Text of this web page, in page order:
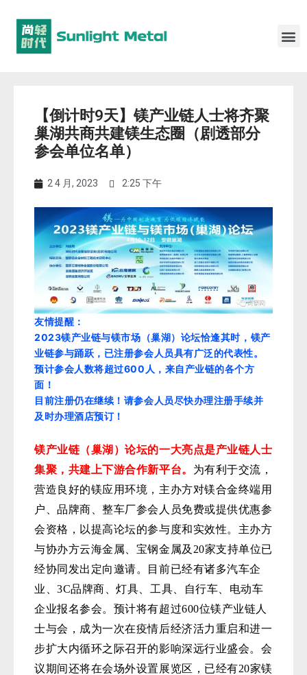
【倒计时9天】镁产业链人士将齐聚
巢湖共商共建镁生态圈（剧透部分
参会单位名单）
2 4 月, 2023 2:25 下午
友情提醒：
2023镁产业链与镁市场（巢湖）论坛恰逢其时，镁产
业链参与踊跃，已注册参会人员具有广泛的代表性。
预计参会人数将超过600人，来自产业链的各个方
面！
目前注册仍在继续！ 请参会人员尽快办理注册手续并
及时办理酒店预订！
镁产业链（巢湖）论坛的一大亮点是产业链人士
集聚，共建上下游合作新平台。 为有利于交流，
营造良好的镁应用环境，主办方对镁合金终端用
户、品牌商、整车厂参会人员免费或提供优惠参
会资格，以提高论坛的参与度和实效性。主办方
与协办方云海金属、宝钢金属及20家支持单位已
经协同发出定向邀请。目前已经有诸多汽车企
业、3C品牌商、灯具、工具、自行车、电动车
企业报名参会。预计将有超过600位镁产业链人
士与会，成为一次在疫情后经济活力重启和进一
步扩大内循环之际召开的影响深远行业盛会。会
议期间还将在会场外设置展览区，已经有20家镁